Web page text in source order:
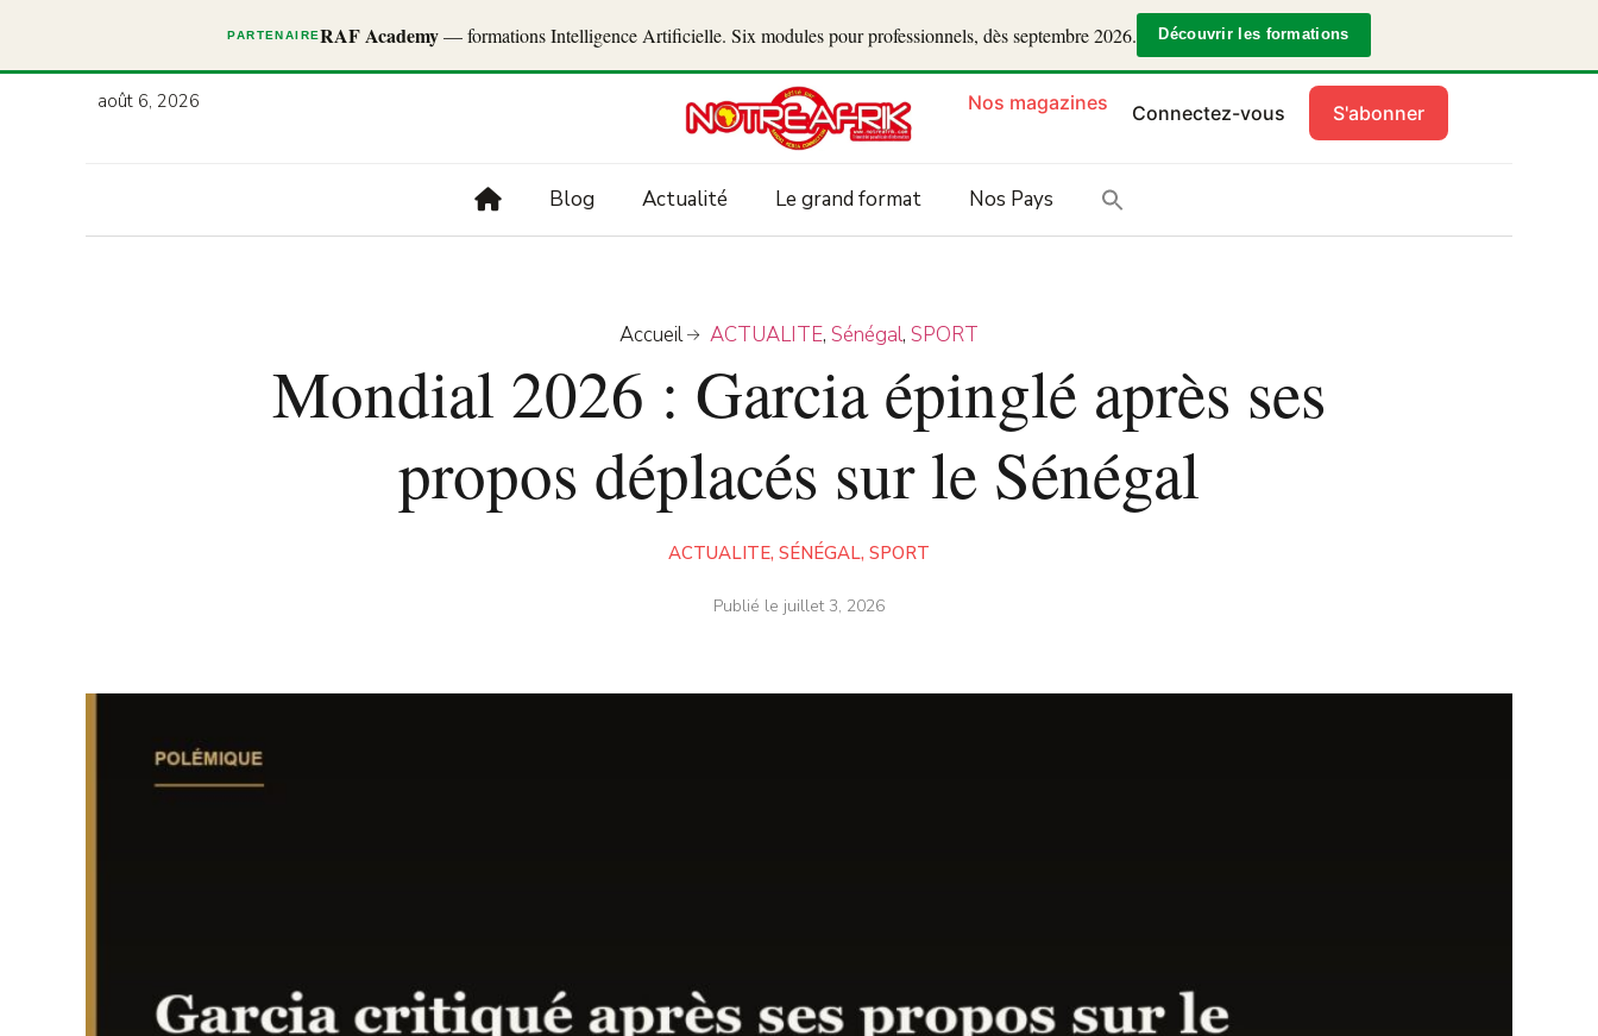
PARTENAIRERAF Academy— formations Intelligence Artificielle. Six modules pour professionnels, dès septembre 2026. Découvrir les formations
août 6, 2026 Nos magazines Connectez-vous S'abonner
Blog Actualité Le grand format Nos Pays
Accueil ACTUALITE, Sénégal, SPORT
Mondial 2026 : Garcia épinglé après ses
propos déplacés sur le Sénégal
ACTUALITE, SÉNÉGAL, SPORT
Publié le juillet 3, 2026